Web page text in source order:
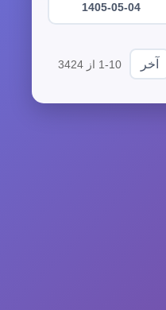
1405-05-04
آخر 1-10 از 3424